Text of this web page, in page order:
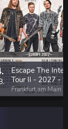
Escape The
Tour II - 2027 -
Bernth - Charles
Berthoud - Mike
Frankfurt am Main